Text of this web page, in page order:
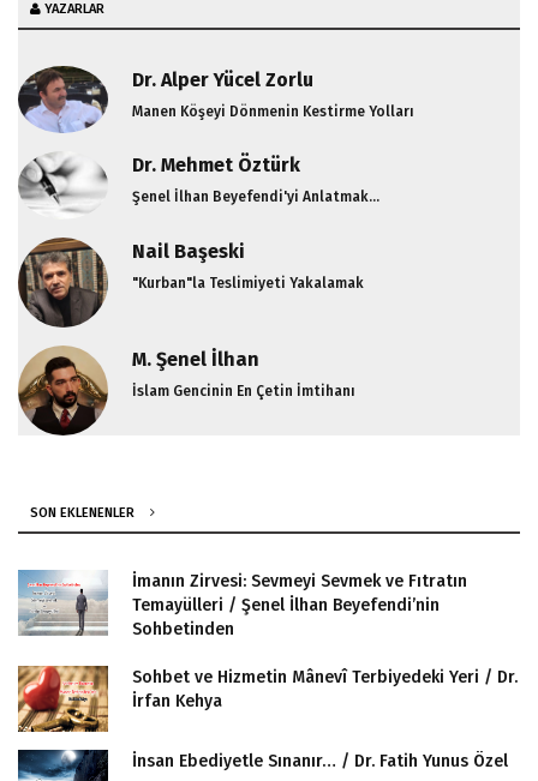
YAZARLAR
Dr. Alper Yücel Zorlu
Manen Köşeyi Dönmenin Kestirme Yolları
Dr. Mehmet Öztürk
Şenel İlhan Beyefendi'yi Anlatmak...
Nail Başeski
"Kurban"la Teslimiyeti Yakalamak
M. Şenel İlhan
İslam Gencinin En Çetin İmtihanı
SON EKLENENLER
İmanın Zirvesi: Sevmeyi Sevmek ve Fıtratın
Temayülleri / Şenel İlhan Beyefendi’nin
Sohbetinden
Sohbet ve Hizmetin Mânevî Terbiyedeki Yeri / Dr.
İrfan Kehya
İnsan Ebediyetle Sınanır… / Dr. Fatih Yunus Özel